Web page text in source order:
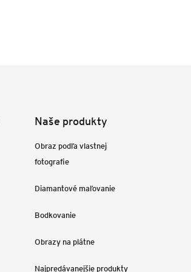
Naše produkty
Obraz podľa vlastnej
fotografie
Diamantové maľovanie
Bodkovanie
Obrazy na plátne
Najpredávanejšie produkty